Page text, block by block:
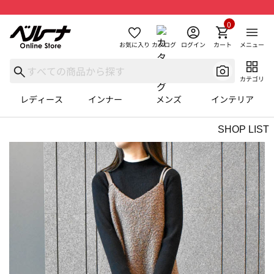
お気に入り カタログ ログイン カート
0
メニュー
カテゴリ
レディース インナー メンズ インテリア
SHOP LIST